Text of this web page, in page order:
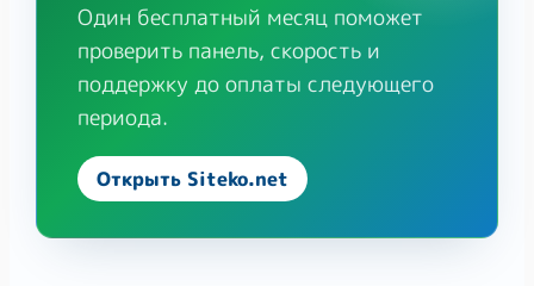
Один бесплатный месяц поможет
проверить панель, скорость и
поддержку до оплаты следующего
периода.
Открыть Siteko.net